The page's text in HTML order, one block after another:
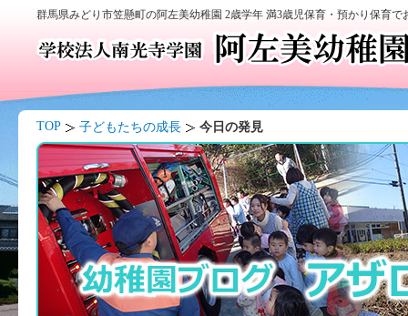
群馬県みどり市笠懸町の阿左美幼稚園 2歳学年 満3歳児保育・預かり保育
TOP 子どもたちの成長 今日の発見